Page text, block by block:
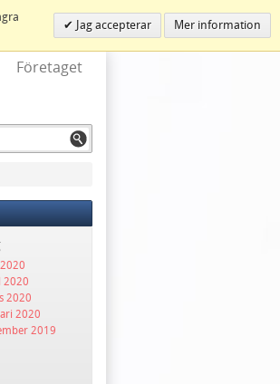
Jag accepterar Mer information
Företaget
2020
2020
2020
2019